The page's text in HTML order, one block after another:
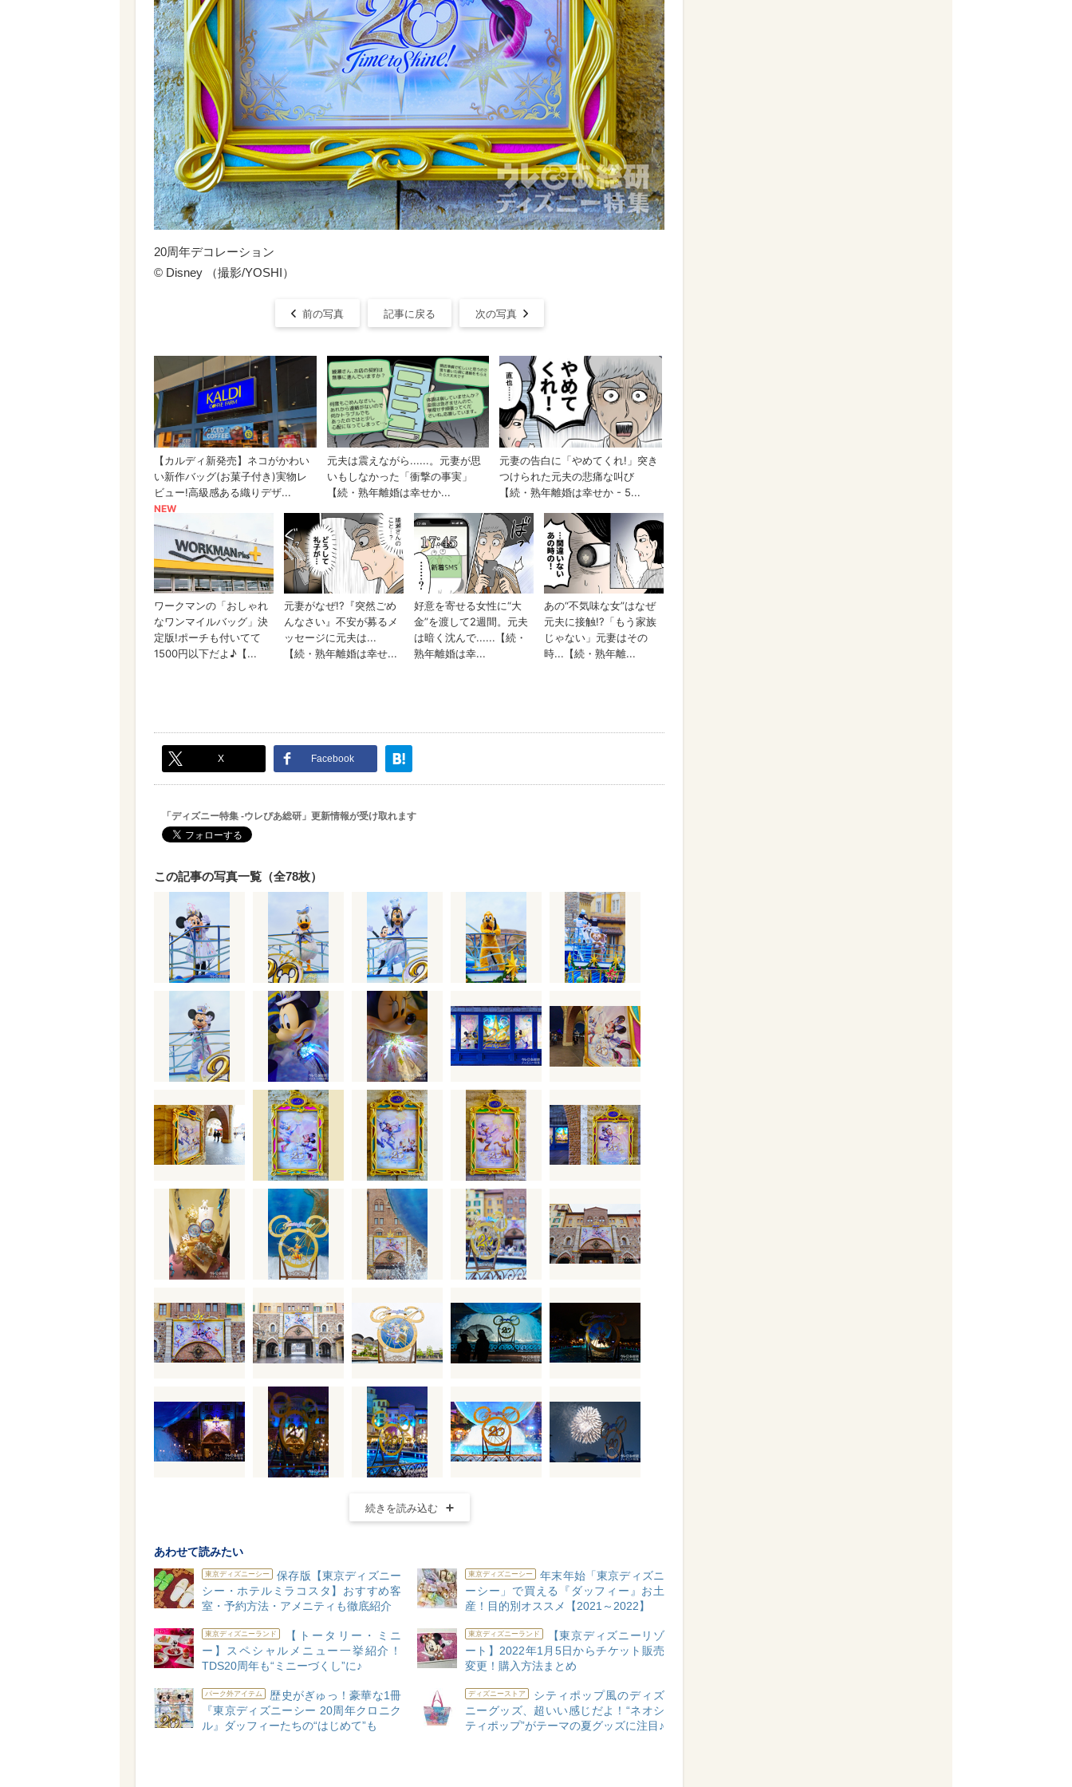
20周年デコレーション
© Disney （撮影/YOSHI）
前の写真 記事に戻る 次の写真
X Facebook
「ディズニー特集 -ウレぴあ総研」更新情報が受け取れます
この記事の写真一覧（全78枚）
続きを読み込む
あわせて読みたい
東京ディズニーシー
保存版【東京ディズニー
シー・ホテルミラコスタ】おすすめ客
室・予約方法・アメニティも徹底紹介
東京ディズニーシー
年末年始「東京ディズニ
ーシー」で買える『ダッフィー』お土
産！目的別オススメ【2021～2022】
東京ディズニーランド
【トータリー・ミニ
ー】スペシャルメニュー一挙紹介！
TDS20周年も“ミニーづくし”に♪
東京ディズニーランド
【東京ディズニーリゾ
ート】2022年1月5日からチケット販売
変更！購入方法まとめ
パーク外アイテム
歴史がぎゅっ！豪華な1冊
『東京ディズニーシー 20周年クロニク
ル』ダッフィーたちの“はじめて”も
ディズニーストア
シティポップ風のディズ
ニーグッズ、超いい感じだよ！“ネオシ
ティポップ”がテーマの夏グッズに注目♪